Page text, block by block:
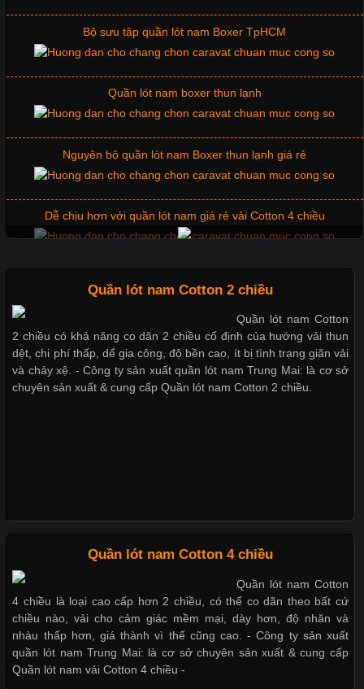
Chất Liệu Lycra Có Gì Đặc Biệt Trong Ngành Thời Trang?
Cập nhật 2026-05-27 17:03:46
Vải Lycra Là Gì? Chất Liệu Co Giãn Được Ưa Chuộng Trong
Ngành May Mặc Trong ngành thời trang hiện đại, các loại vải có
khả năng co giãn tốt ngày càng được ưa chuộng nhằm mang lại
cảm giác thoải mái cho người mặc. Trong đó, vải Lycra là một
trong những chất liệu nổi bật nhờ độ đàn hồi cao,
Chất Liệu Bamboo Xu Hướng Mới Trong Ngành Thời Trang
Trong những năm gần đây, vải Bamboo đang trở thành một
Những Loại Vải Thun Thông Dụng Và Đặc Điểm Nổi Bật
Cập nhật 2026-05-20 14:58:56
Vải thun là một trong những chất liệu được sử dụng rộng rãi
nhất trong ngành thời trang nhờ đặc tính co giãn, mềm mại và
thoải mái khi mặc. Từ áo thun, đồ thể thao cho đến đồ lót nam,
vải thun luôn đóng vai trò quan trọng trong quá trình sản xuất.
Bộ sưu tập quần lót nam Boxer TpHCM
Quần lót nam boxer thun lạnh
Nguyên bộ quần lót nam Boxer thun lạnh giá rẻ
Dễ chịu hơn với quần lót nam giá rẻ vải Cotton 4 chiều
Thị hiều quần lót nam bơi lội nam và nữ 2017
Mẫu quần lót nam giá rẻ sốt hè 2017
Những mẩu quần lót nam thông dụng hiện nay
Bộ sưu tập quần lót nam Boxer TpHCM
Quần lót nam Cotton 2 chiều
Quần lót nam Cotton
2 chiều có khả năng co dãn 2 chiều cố định của hướng vải thun
dệt, chi phí thấp, dể gia công, độ bền cao, ít bị tình trạng giãn vải
và chảy xệ. - Công ty sản xuất quần lót nam Trung Mai: là cơ sở
chuyên sản xuất & cung cấp Quần lót nam Cotton 2 chiều.
Quần lót nam Cotton 4 chiều
Quần lót nam Cotton
4 chiều là loại cao cấp hơn 2 chiều, có thể co dãn theo bất cứ
chiều nào, vải cho cảm giác mềm mại, dày hơn, độ nhăn và
nhàu thấp hơn, giá thành vì thế cũng cao. - Công ty sản xuất
quần lót nam Trung Mai: là cơ sở chuyên sản xuất & cung cấp
Quần lót nam vải Cotton 4 chiều -